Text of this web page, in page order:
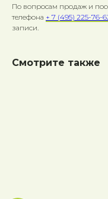
По вопросам продаж и
телефона + 7 (495) 225-76-
записи.
Смотрите также